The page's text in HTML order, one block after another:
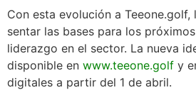
Con esta evolución a Teeone.golf,
sentar las bases para los
liderazgo en el sector. La nueva
disponible en www.teeone.golf y
digitales a partir del 1 de abril.